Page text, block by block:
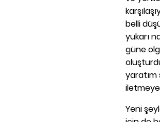
belli
yukarı
güne
yaratım
iletmeye
Yeni